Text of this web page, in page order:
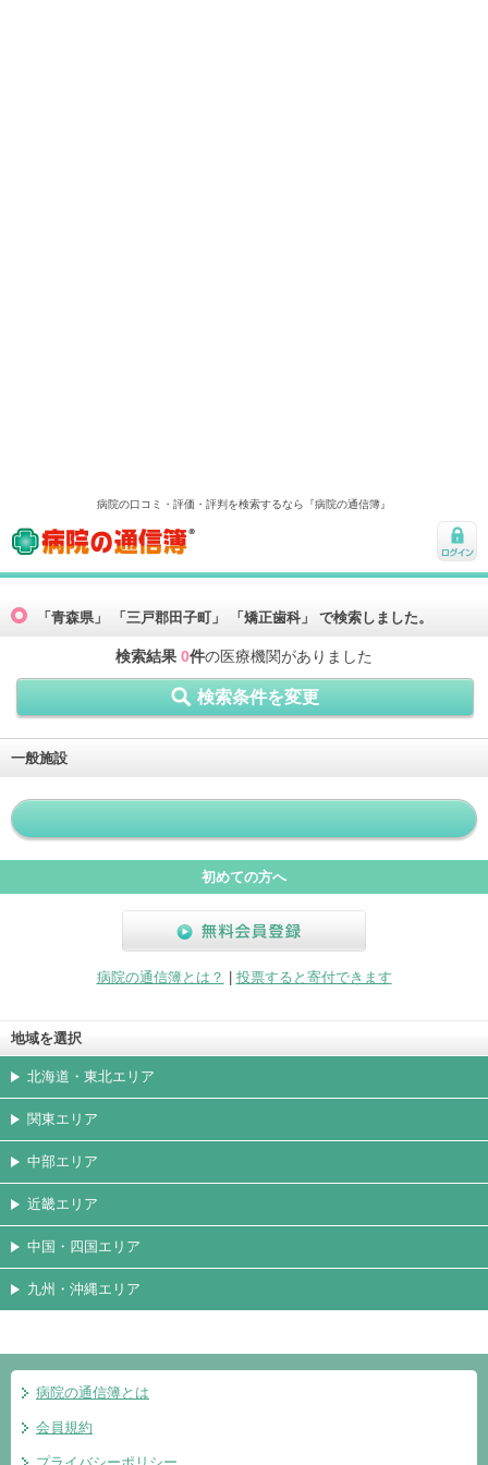
病院の口コミ・評価・評判を検索するなら『病院の通信簿』
病院の通信簿
ログ
「青森県」 「三戸郡田子町」 「矯正歯科」 で検索しました。
検索結果 0件の医療機関がありました
検索条件を変更
一般施設
初めての方へ
病院の通信簿とは？
投票すると寄付できます
地域を選択
北海道・東北エリア
関東エリア
中部エリア
近畿エリア
中国・四国エリア
九州・沖縄エリア
病院の通信簿とは
会員規約